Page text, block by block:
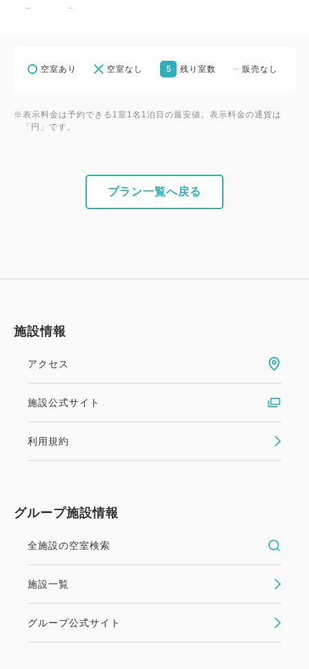
空室あり 空室なし 5 残り室数 販売なし
※表示料金は予約できる1室1名1泊目の最安値。表示料金の通貨は
「円」です。
プラン一覧へ戻る
施設情報
アクセス
施設公式サイト
利用規約
グループ施設情報
全施設の空室検索
施設一覧
グループ公式サイト